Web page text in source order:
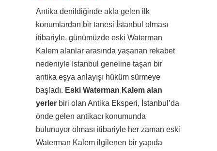
Antika denildiğinde akla gelen ilk
konumlardan bir tanesi İstanbul olması
itibariyle, günümüzde eski Waterman
Kalem alanlar arasında yaşanan rekabet
nedeniyle İstanbul geneline taşan bir
antika eşya anlayışı hüküm sürmeye
başladı. Eski Waterman Kalem alan
yerler biri olan Antika Eksperi, İstanbul’da
önde gelen antikacı konumunda
bulunuyor olması itibariyle her zaman eski
Waterman Kalem ilgilenen bir yapıda